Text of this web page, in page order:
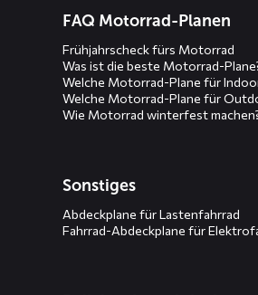
FAQ Motorrad-Planen
Frühjahrscheck fürs Motorrad
Was ist die beste Motorrad-
Welche Motorrad-Plane für
Welche Motorrad-Plane für
Wie Motorrad winterfest
Sonstiges
Abdeckplane für Lastenfahrrad
Fahrrad-Abdeckplane für